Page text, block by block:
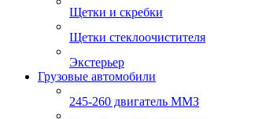
Щетки и скребки
Щетки стеклоочистителя
Экстерьер
Грузовые автомобили
245-260 двигатель ММЗ